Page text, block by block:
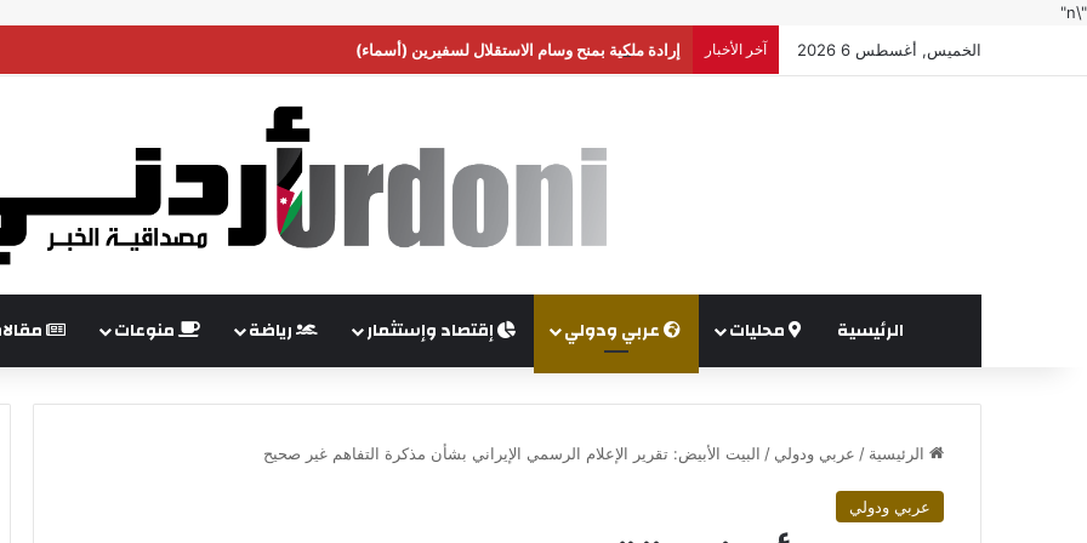
"\n"
الخميس, أغسطس 6 2026
آخر الأخبار إرادة ملكية بمنح وسام الاستقلال لسفيرين (أسماء)
الرئيسية محليات عربي ودولي إقتصاد وإستثمار رياضة منوعات
الرئيسية / عربي ودولي / البيت الأبيض: تقرير الإعلام الرسمي الإيراني بشأن مذكرة التفاهم غير صحيح
عربي ودولي